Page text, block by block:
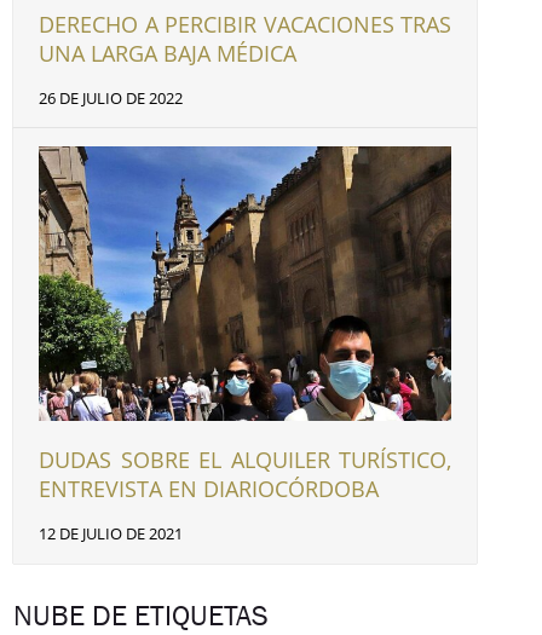
DERECHO A PERCIBIR VACACIONES TRAS
UNA LARGA BAJA MÉDICA
26 DE JULIO DE 2022
DUDAS SOBRE EL ALQUILER TURÍSTICO,
ENTREVISTA EN DIARIOCÓRDOBA
12 DE JULIO DE 2021
NUBE DE ETIQUETAS